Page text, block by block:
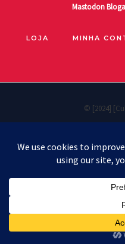
Mastodon
LOJA MINHA
© [2024]
Políticas